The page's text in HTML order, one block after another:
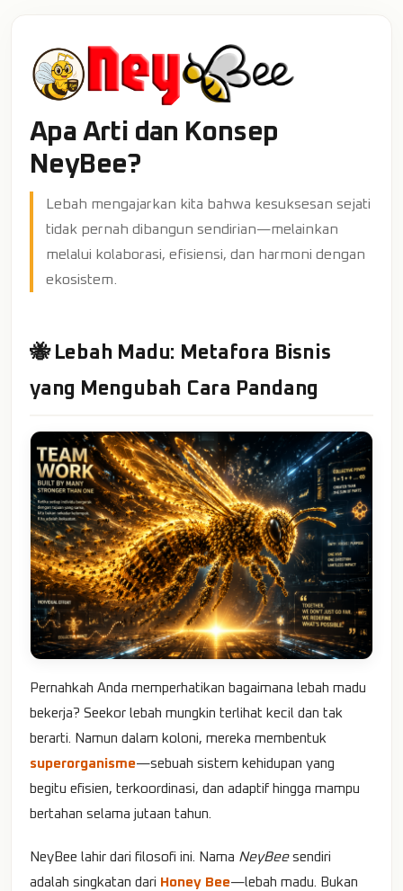
Apa Arti dan Konsep
NeyBee?
Lebah mengajarkan kita bahwa kesuksesan sejati
tidak pernah dibangun sendirian—melainkan
melalui kolaborasi, efisiensi, dan harmoni dengan
ekosistem.
🐝 Lebah Madu: Metafora Bisnis
yang Mengubah Cara Pandang
Pernahkah Anda memperhatikan bagaimana lebah madu
bekerja? Seekor lebah mungkin terlihat kecil dan tak
berarti. Namun dalam koloni, mereka membentuk
superorganisme—sebuah sistem kehidupan yang
begitu efisien, terkoordinasi, dan adaptif hingga mampu
bertahan selama jutaan tahun.
NeyBee lahir dari filosofi ini. Nama NeyBeesendiri
adalah singkatan dari Honey Bee—lebah madu. Bukan